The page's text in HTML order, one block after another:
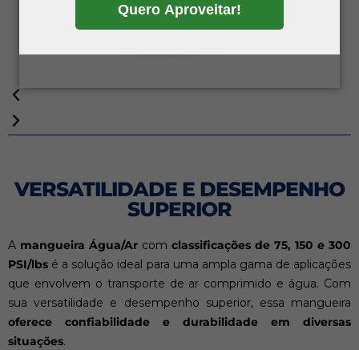
Quero Aproveitar!
VERSATILIDADE E DESEMPENHO
SUPERIOR
A mangueira Água/Ar com classificações de 75, 150 e 300
PSI/lbs é a solução ideal para uma ampla gama de aplicações
que envolvem o transporte de ar comprimido e água. Com
sua versatilidade e desempenho superior, essa mangueira
oferece confiabilidade e durabilidade em diversas
situações.